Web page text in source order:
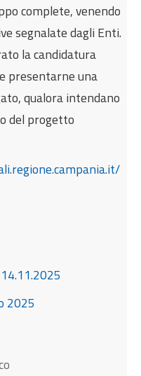
complete, venendo
segnalate dagli Enti.
la candidatura
presentarne una
qualora intendano
del progetto
2025